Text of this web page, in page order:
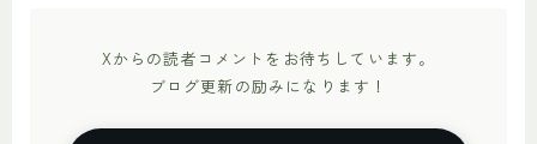
Xからの読者コメントをお待ちしています。
ブログ更新の励みになります！